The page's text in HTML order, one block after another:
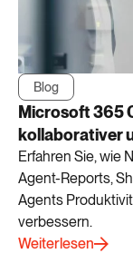
Blog
Microsoft 365
kollaborativer
Erfahren Sie, wie
Agent-Reports,
Agents
verbessern.
Weiterlesen